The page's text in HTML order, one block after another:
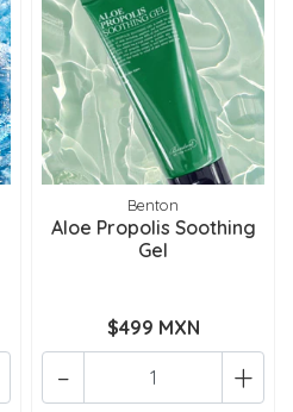
Benton
Aloe Propolis Soothing
Gel
$499 MXN
+
-